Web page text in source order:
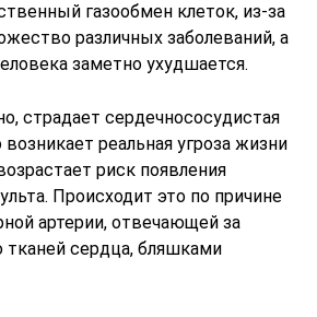
газообмен клеток, из-за
различных заболеваний, а
заметно ухудшается.
страдает сердечнососудистая
возникает реальная угроза жизни
риск появления
Происходит это по причине
артерии, отвечающей за
сердца, бляшками